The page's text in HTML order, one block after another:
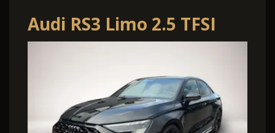
Audi RS3 Limo 2.5 TFSI
PANO 280 B&O SAGA